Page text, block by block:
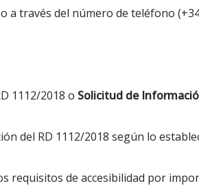
a través del número de teléfono
1112/2018 o Solicitud de
del RD 1112/2018 según lo
requisitos de accesibilidad por